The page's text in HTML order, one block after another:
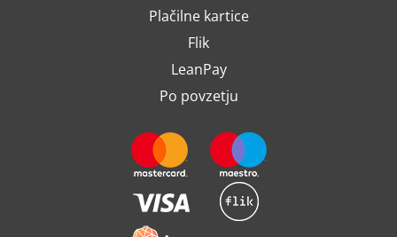
Plačilne kartice
Flik
LeanPay
Po povzetju